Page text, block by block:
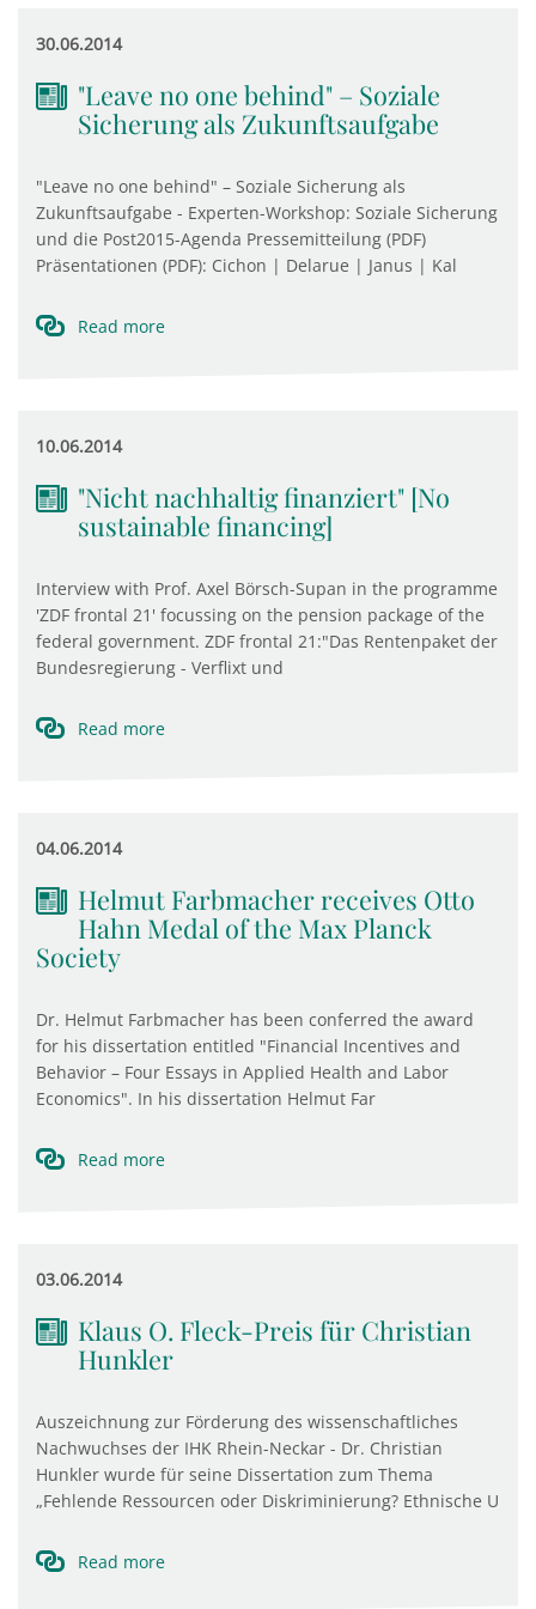
30.06.2014
"Leave no one behind" – Soziale
Sicherung als Zukunftsaufgabe
"Leave no one behind" – Soziale Sicherung als
Zukunftsaufgabe - Experten-Workshop: Soziale Sicherung
und die Post2015-Agenda Pressemitteilung (PDF)
Präsentationen (PDF): Cichon | Delarue | Janus | Kal
Read more
10.06.2014
"Nicht nachhaltig finanziert" [No
sustainable financing]
Interview with Prof. Axel Börsch-Supan in the programme
'ZDF frontal 21' focussing on the pension package of the
federal government. ZDF frontal 21:"Das Rentenpaket der
Bundesregierung - Verflixt und
Read more
04.06.2014
Helmut Farbmacher receives Otto
Hahn Medal of the Max Planck
Society
Dr. Helmut Farbmacher has been conferred the award
for his dissertation entitled "Financial Incentives and
Behavior – Four Essays in Applied Health and Labor
Economics". In his dissertation Helmut Far
Read more
03.06.2014
Klaus O. Fleck-Preis für Christian
Hunkler
Auszeichnung zur Förderung des wissenschaftliches
Nachwuchses der IHK Rhein-Neckar - Dr. Christian
Hunkler wurde für seine Dissertation zum Thema
„Fehlende Ressourcen oder Diskriminierung? Ethnische U
Read more